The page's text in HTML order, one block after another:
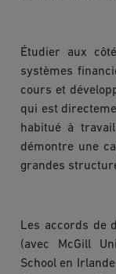
Étudier aux
systèmes
cours et
qui est
habitué à
démontre une
grandes
Les accords de
(avec McGill
School en